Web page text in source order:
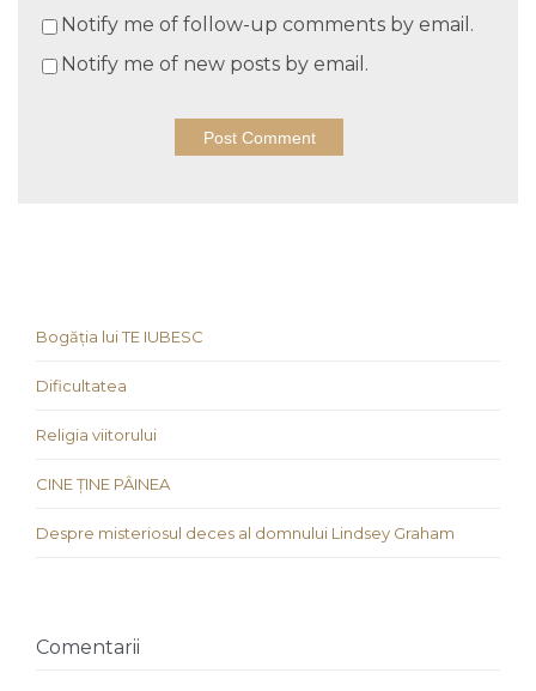
Notify me of follow-up comments by email.
Notify me of new posts by email.
Bogăția lui TE IUBESC
Dificultatea
Religia viitorului
CINE ȚINE PÂINEA
Despre misteriosul deces al domnului Lindsey Graham
Comentarii